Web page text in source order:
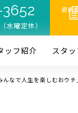
水曜定休）
資料
ッフ紹介 スタ
なで人生を楽しむおウチ